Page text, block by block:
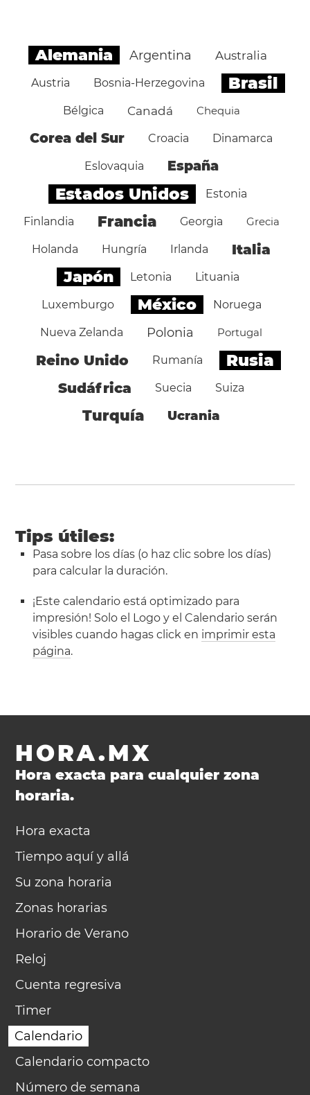
Alemania Argentina Australia
Austria Bosnia-Herzegovina Brasil
Bélgica Canadá Chequia
Corea del Sur Croacia Dinamarca
Eslovaquia España
Estados Unidos Estonia
Finlandia Francia Georgia Grecia
Holanda Hungría Irlanda Italia
Japón Letonia Lituania
Luxemburgo México Noruega
Nueva Zelanda Polonia Portugal
Reino Unido Rumanía Rusia
Sudáfrica Suecia Suiza
Turquía Ucrania
Tips útiles:
Pasa sobre los días (o haz clic sobre los días)
para calcular la duración.
¡Este calendario está optimizado para
impresión! Solo el Logo y el Calendario serán
visibles cuando hagas click en imprimir esta
página.
HORA.MX
Hora exacta para cualquier zona
horaria.
Hora exacta
Tiempo aquí y allá
Su zona horaria
Zonas horarias
Horario de Verano
Reloj
Cuenta regresiva
Timer
Calendario
Calendario compacto
Número de semana